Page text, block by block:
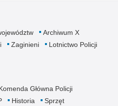
Archiwum X
Zaginieni
Lotnictwo Policji
Główna Policji
Historia
Sprzęt